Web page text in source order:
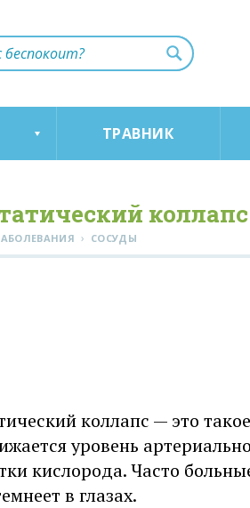
ТРАВНИК
коллапс
› СОСУДЫ
коллапс — это
уровень
кислорода. Часто
в глазах.